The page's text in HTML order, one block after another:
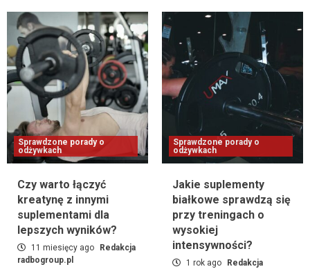
Sprawdzone porady o
odżywkach
Czy warto łączyć
kreatynę z innymi
suplementami dla
lepszych wyników?
11 miesięcy ago
Redakcja
radbogroup.pl
Sprawdzone porady o
odżywkach
Jakie suplementy
białkowe sprawdzą się
przy treningach o
wysokiej
intensywności?
1 rok ago
Redakcja